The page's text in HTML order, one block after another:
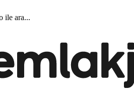
ile ara...